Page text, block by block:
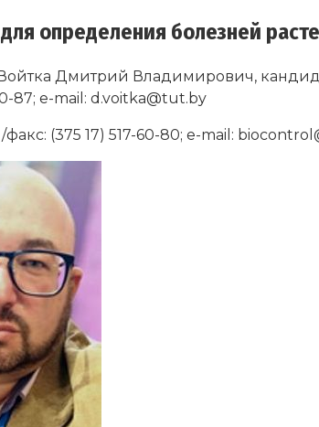
определения болезней
Войтка Дмитрий Владимирович,
87; e-mail: d.voitka@tut.by
(375 17) 517-60-80; e-mail: